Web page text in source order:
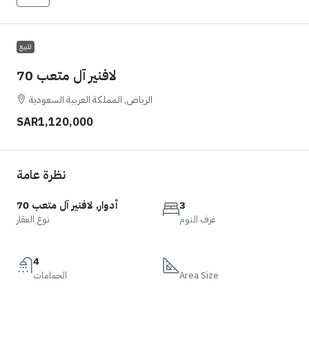
للبيع
لافنير آل متعب 70
الرياض, المملكة العربية السعودية
SAR1,120,000
نظرة عامة
أدوار, لافنير آل متعب 70
نوع العقار
3
غرف النوم
4
الحمامات Area Size